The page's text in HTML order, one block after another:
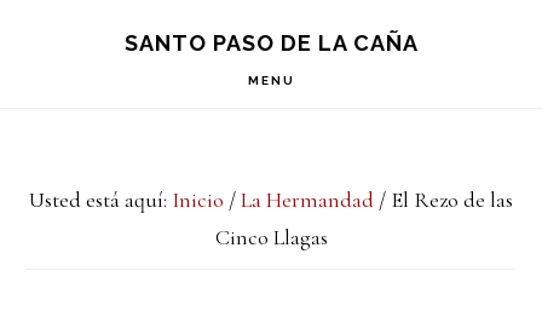
principal
SANTO PASO DE LA CAÑA
MENU
Usted está aquí: Inicio /La Hermandad / El Rezo de las
Cinco Llagas